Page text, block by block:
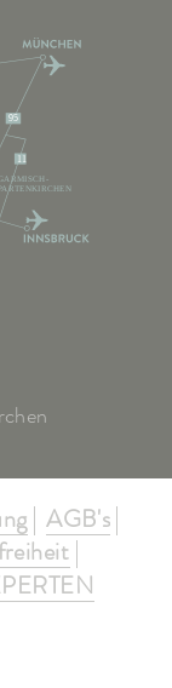
95
11
PARTENKIRCHEN
AGB's